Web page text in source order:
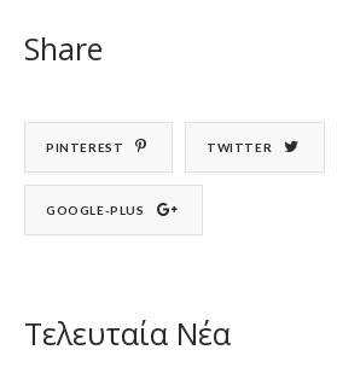
Share
PINTEREST TWITTER
GOOGLE-PLUS
Τελευταία Νέα